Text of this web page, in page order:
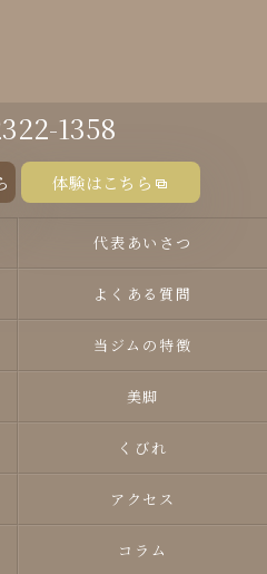
1358
体験はこちら
代表あいさつ
よくある質問
当ジムの特徴
美脚
くびれ
アクセス
コラム